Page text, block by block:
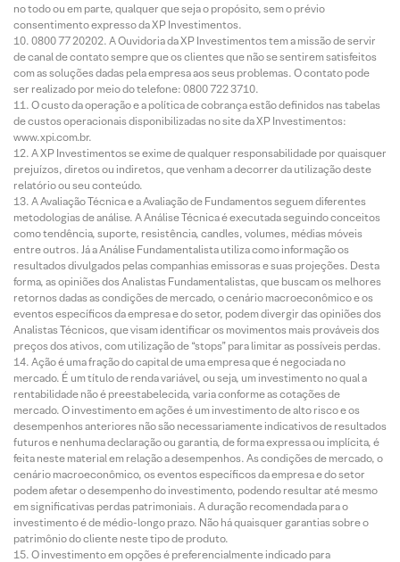
no todo ou em parte, qualquer que seja o propósito, sem o prévio
consentimento expresso da XP Investimentos.
0800 77 20202. A Ouvidoria da XP Investimentos tem a missão de servir
de canal de contato sempre que os clientes que não se sentirem satisfeitos
com as soluções dadas pela empresa aos seus problemas. O contato pode
ser realizado por meio do telefone: 0800 722 3710.
O custo da operação e a política de cobrança estão definidos nas tabelas
de custos operacionais disponibilizadas no site da XP Investimentos:
www.xpi.com.br.
A XP Investimentos se exime de qualquer responsabilidade por quaisquer
prejuízos, diretos ou indiretos, que venham a decorrer da utilização deste
relatório ou seu conteúdo.
A Avaliação Técnica e a Avaliação de Fundamentos seguem diferentes
metodologias de análise. A Análise Técnica é executada seguindo conceitos
como tendência, suporte, resistência, candles, volumes, médias móveis
entre outros. Já a Análise Fundamentalista utiliza como informação os
resultados divulgados pelas companhias emissoras e suas projeções. Desta
forma, as opiniões dos Analistas Fundamentalistas, que buscam os melhores
retornos dadas as condições de mercado, o cenário macroeconômico e os
eventos específicos da empresa e do setor, podem divergir das opiniões dos
Analistas Técnicos, que visam identificar os movimentos mais prováveis dos
preços dos ativos, com utilização de “stops” para limitar as possíveis perdas.
Ação é uma fração do capital de uma empresa que é negociada no
mercado. É um título de renda variável, ou seja, um investimento no qual a
rentabilidade não é preestabelecida, varia conforme as cotações de
mercado. O investimento em ações é um investimento de alto risco e os
desempenhos anteriores não são necessariamente indicativos de resultados
futuros e nenhuma declaração ou garantia, de forma expressa ou implícita, é
feita neste material em relação a desempenhos. As condições de mercado, o
cenário macroeconômico, os eventos específicos da empresa e do setor
podem afetar o desempenho do investimento, podendo resultar até mesmo
em significativas perdas patrimoniais. A duração recomendada para o
investimento é de médio-longo prazo. Não há quaisquer garantias sobre o
patrimônio do cliente neste tipo de produto.
O investimento em opções é preferencialmente indicado para